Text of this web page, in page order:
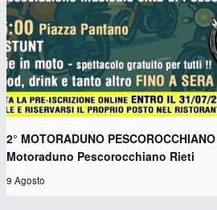
2° MOTORADUNO
Motoraduno Pescorocchiano Rieti
9 Agosto